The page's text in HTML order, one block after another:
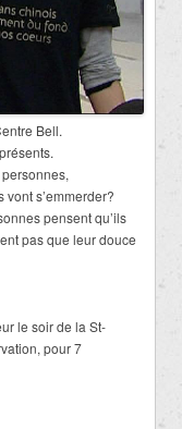
Bell.
s’emmerder?
pensent qu’ils
pas que leur douce
le soir de la St-
pour 7